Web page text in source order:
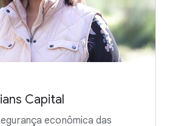
Capital
econômica das